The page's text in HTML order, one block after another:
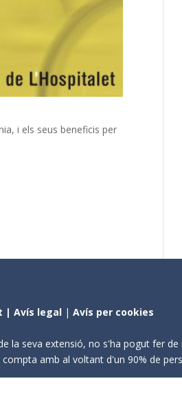
i els seus beneficis per
|Avís legal |Avís per cookies
la seva extensió, no s'ha pogut fer de
amb al voltant d'un 90% de